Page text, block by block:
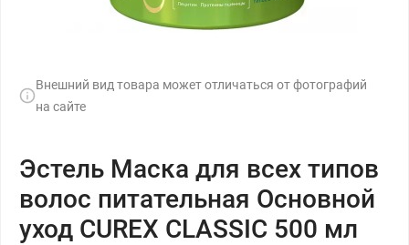
Внешний вид товара может отличаться от фотографий
на сайте
Эстель Маска для всех типов
волос питательная Основной
уход CUREX CLASSIC 500 мл